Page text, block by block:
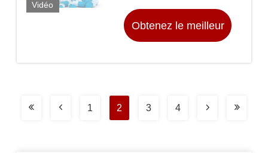
Vidéo
Obtenez le meilleur
1 2 3 4